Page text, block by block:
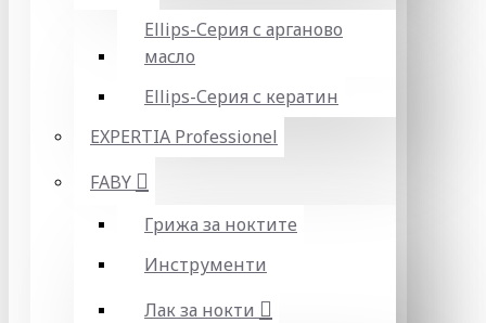
Ellips-Серия с арганово
масло
Ellips-Серия с кератин
EXPERTIA Professionel
FABY
Грижа за ноктите
Инструменти
Лак за нокти